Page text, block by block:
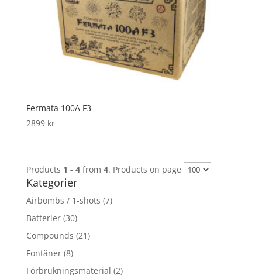
Fermata 100A F3
2899 kr
Products 1 - 4from 4. Products on page
Kategorier
Airbombs / 1-shots (7)
Batterier (30)
Compounds (21)
Fontäner (8)
Förbrukningsmaterial (2)